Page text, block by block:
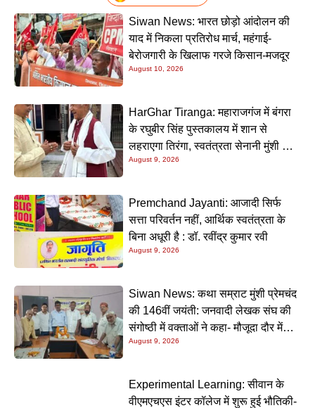
Siwan News: भारत छोड़ो आंदोलन की
याद में निकला प्रतिरोध मार्च, महंगाई-
बेरोजगारी के खिलाफ गरजे किसान-मजदूर
August 10, 2026
HarGhar Tiranga: महाराजगंज में बंगरा
के रघुबीर सिंह पुस्तकालय में शान से
लहराएगा तिरंगा, स्वतंत्रता सेनानी मुंशी सिंह
होंगे मुख्य अतिथि
August 9, 2026
Premchand Jayanti: आजादी सिर्फ
सत्ता परिवर्तन नहीं, आर्थिक स्वतंत्रता के
बिना अधूरी है : डॉ. रवींद्र कुमार रवी
August 9, 2026
Siwan News: कथा सम्राट मुंशी प्रेमचंद
की 146वीं जयंती: जनवादी लेखक संघ की
संगोष्ठी में वक्ताओं ने कहा- मौजूदा दौर में
प्रेमचंद की रचनाएं और अधिक प्रासंगिक
August 9, 2026
Experimental Learning: सीवान के
वीएमएचएस इंटर कॉलेज में शुरू हुई भौतिकी-